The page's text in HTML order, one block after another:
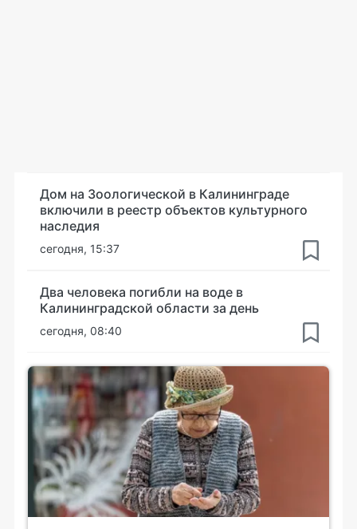
Дом на Зоологической в Калининграде
включили в реестр объектов культурного
наследия
сегодня, 15:37
Два человека погибли на воде в
Калининградской области за день
сегодня, 08:40